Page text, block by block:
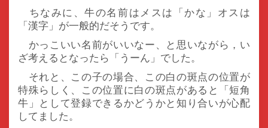
ちなみに、牛の名前はメスは「かな」オスは
「漢字」が一般的だそうです。
かっこいい名前がいいなー、と思いながら，い
ざ考えるとなったら「うーん」でした。
それと、この子の場合、この白の斑点の位置が
特殊らしく、この位置に白の斑点があると「短角
牛」として登録できるかどうかと知り合いが心配
してました。